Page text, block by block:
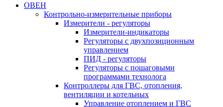
ОВЕН
Контрольно-измерительные приборы
Измерители - регуляторы
Измерители-индикаторы
Регуляторы с двухпозиционным
управлением
ПИД - регуляторы
Регуляторы с пошаговыми
программами технолога
Контроллеры для ГВС, отопления,
вентиляции и котельных
Управление отоплением и ГВС